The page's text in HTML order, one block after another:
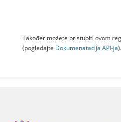
Također možete pristupiti ovom
(pogledajte Dokumenаtаcijа API-jа).